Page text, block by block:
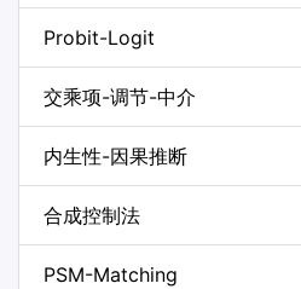
Probit-Logit
交乘项-调节-中介
内生性-因果推断
合成控制法
PSM-Matching